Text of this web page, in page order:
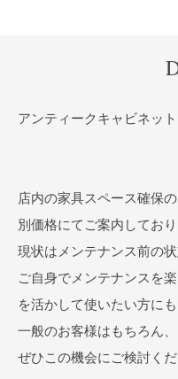
アンティークキャビネット
店内の家具スペース確保
別価格にてご案内しており
現状はメンテナンス前の状
ご自身でメンテナンスを
を活かして使いたい方にも
一般のお客様はもちろん
ぜひこの機会にご検討くだ